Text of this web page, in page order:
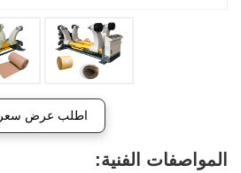
اطلب عرض سعر
المواصفات الفنية: